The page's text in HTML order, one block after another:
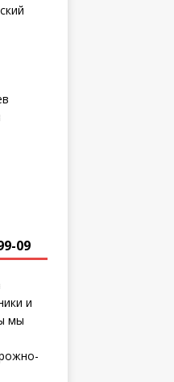
09
и
мы